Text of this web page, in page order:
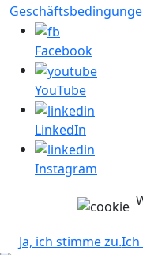
Facebook
YouTube
LinkedIn
Instagram
Ja, ich stimme zu.Ich